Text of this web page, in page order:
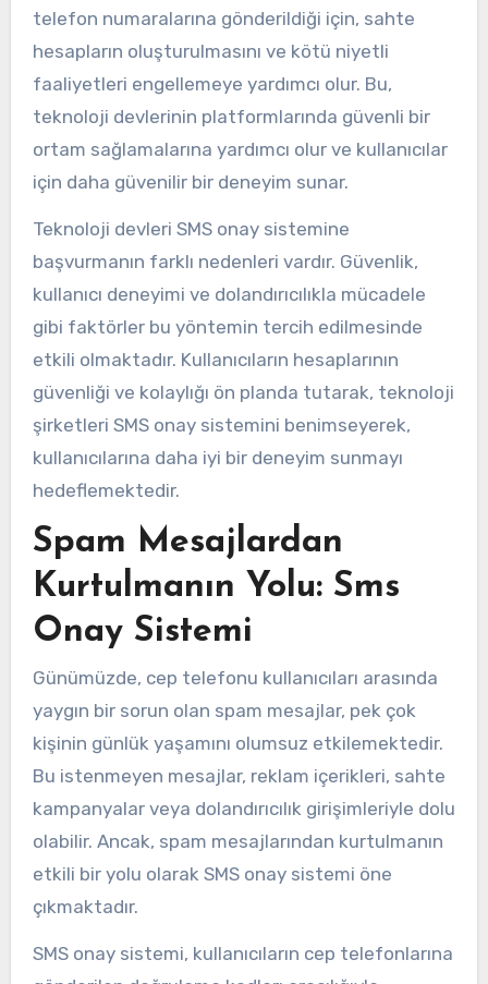
telefon numaralarına gönderildiği için, sahte
hesapların oluşturulmasını ve kötü niyetli
faaliyetleri engellemeye yardımcı olur. Bu,
teknoloji devlerinin platformlarında güvenli bir
ortam sağlamalarına yardımcı olur ve kullanıcılar
için daha güvenilir bir deneyim sunar.
Teknoloji devleri SMS onay sistemine
başvurmanın farklı nedenleri vardır. Güvenlik,
kullanıcı deneyimi ve dolandırıcılıkla mücadele
gibi faktörler bu yöntemin tercih edilmesinde
etkili olmaktadır. Kullanıcıların hesaplarının
güvenliği ve kolaylığı ön planda tutarak, teknoloji
şirketleri SMS onay sistemini benimseyerek,
kullanıcılarına daha iyi bir deneyim sunmayı
hedeflemektedir.
Spam Mesajlardan
Kurtulmanın Yolu: Sms
Onay Sistemi
Günümüzde, cep telefonu kullanıcıları arasında
yaygın bir sorun olan spam mesajlar, pek çok
kişinin günlük yaşamını olumsuz etkilemektedir.
Bu istenmeyen mesajlar, reklam içerikleri, sahte
kampanyalar veya dolandırıcılık girişimleriyle dolu
olabilir. Ancak, spam mesajlarından kurtulmanın
etkili bir yolu olarak SMS onay sistemi öne
çıkmaktadır.
SMS onay sistemi, kullanıcıların cep telefonlarına